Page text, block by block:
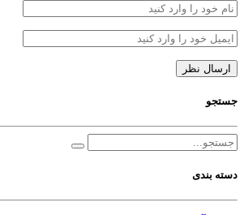
جستجو
دسته بندی